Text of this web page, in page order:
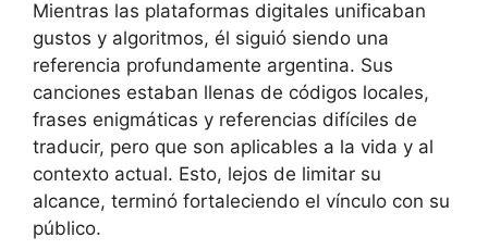
Mientras las plataformas digitales unificaban
gustos y algoritmos, él siguió siendo una
referencia profundamente argentina. Sus
canciones estaban llenas de códigos locales,
frases enigmáticas y referencias difíciles de
traducir, pero que son aplicables a la vida y al
contexto actual. Esto, lejos de limitar su
alcance, terminó fortaleciendo el vínculo con su
público.